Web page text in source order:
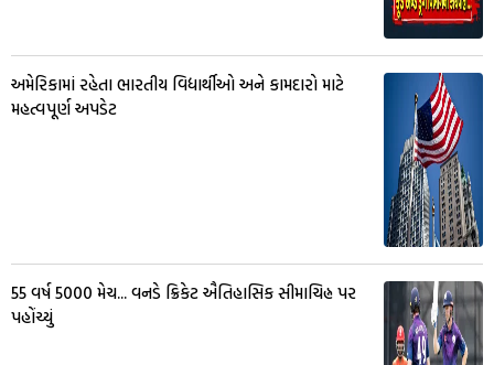
અમેરિકામાં રહેતા ભારતીય વિદ્યાર્થીઓ અને કામદારો માટે
મહત્વપૂર્ણ અપડેટ
55 વર્ષ 5000 મેચ... વનડે ક્રિકેટ ઐતિહાસિક સીમાચિહ્ન પર
પહોંચ્યું